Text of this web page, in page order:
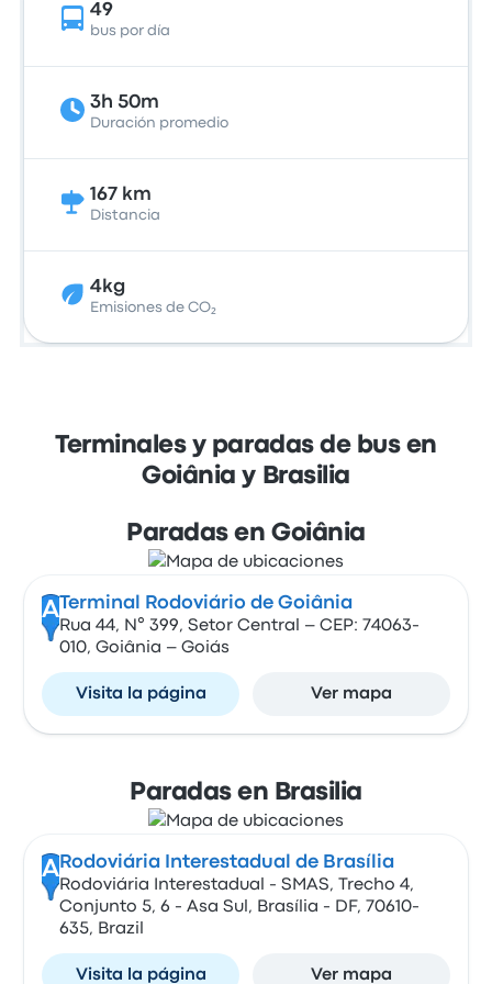
49
bus por día
3h 50m
Duración promedio
167 km
Distancia
4kg
Emisiones de CO₂
Terminales y paradas de bus en
Goiânia y Brasilia
Paradas en Goiânia
A Terminal Rodoviário de Goiânia
Rua 44, N° 399, Setor Central – CEP: 74063-
010, Goiânia – Goiás
Visita la página Ver mapa
Paradas en Brasilia
A Rodoviária Interestadual de Brasília
Rodoviária Interestadual - SMAS, Trecho 4,
Conjunto 5, 6 - Asa Sul, Brasília - DF, 70610-
635, Brazil
Visita la página Ver mapa